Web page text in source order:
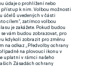
údaje o prohlížení nebo
přístup k nim. Volbou možnosti
účelů uvedených v části
cílem“, zatímco volbou
je zakážete. Pokud budou
vám budou zobrazovat, pro
kdykoli zobrazit pro změnu
na odkaz „Předvolby ochrany
na plovoucí ikonu v
uplatní v rámci našeho
Zásadách ochrany